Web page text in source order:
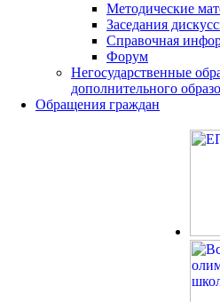
Методические
Заседания
Справочная
Форум
Негосударственные
дополнительного
Обращения граждан